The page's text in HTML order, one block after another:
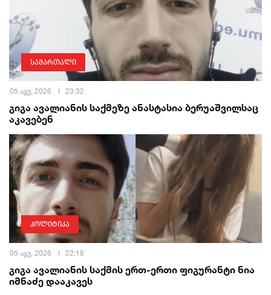
სამართალი
05 აგვ, 2026 23:32
გიგა ავალიანის საქმეზე ანასტასია ბერუაშვილსაც
აკავებენ
პოლიტიკა
05 აგვ, 2026 22:18
გიგა ავალიანის საქმის ერთ-ერთი ფიგურანტი ნია
იმნაძე დააკავეს